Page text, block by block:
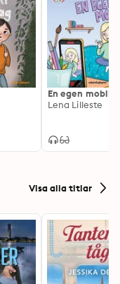
En egen mobil
Lena Lilleste
Visa alla titlar